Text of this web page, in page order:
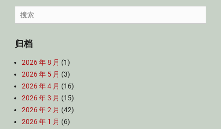
Search
for:
归档
2026 年 8 月 (1)
2026 年 5 月 (3)
2026 年 4 月 (16)
2026 年 3 月 (15)
2026 年 2 月 (42)
2026 年 1 月 (6)